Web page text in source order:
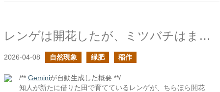
レンゲは開花したが、ミツバチはまだあまりやってきていないらしい
2026-04-08 自然現象 緑肥 稲作
/** Geminiが自動生成した概要 **/
知人が新たに借りた田で育てているレンゲが、ちらほら開花